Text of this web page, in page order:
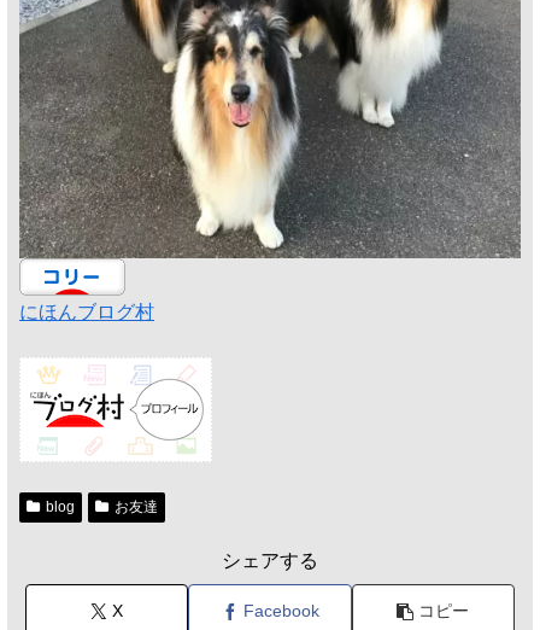
にほんブログ村
blog お友達
シェアする
X Facebook コピー